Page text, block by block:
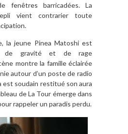
fenêtres barricadées. La
vient contrarier toute
la jeune Pinea Matoshi est
de gravité et de rage
montre la famille éclairée
autour d’un poste de radio
est soudain restitué son aura
de La Tour émerge dans
rappeler un paradis perdu.